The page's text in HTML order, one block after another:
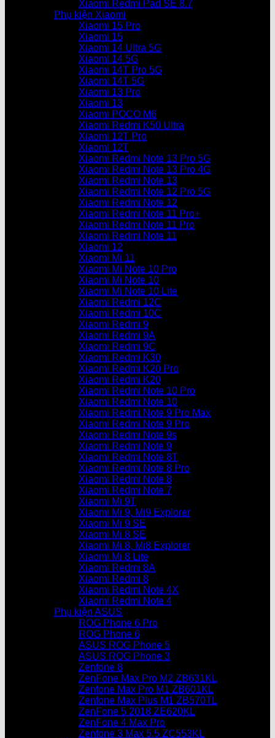
Xiaomi Redmi Pad SE 8.7
Phụ kiện Xiaomi
Xiaomi 15 Pro
Xiaomi 15
Xiaomi 14 Ultra 5G
Xiaomi 14 5G
Xiaomi 14T Pro 5G
Xiaomi 14T 5G
Xiaomi 13 Pro
Xiaomi 13
Xiaomi POCO M6
Xiaomi Redmi K50 Ultra
Xiaomi 12T Pro
Xiaomi 12T
Xiaomi Redmi Note 13 Pro 5G
Xiaomi Redmi Note 13 Pro 4G
Xiaomi Redmi Note 13
Xiaomi Redmi Note 12 Pro 5G
Xiaomi Redmi Note 12
Xiaomi Redmi Note 11 Pro+
Xiaomi Redmi Note 11 Pro
Xiaomi Redmi Note 11
Xiaomi 12
Xiaomi Mi 11
Xiaomi Mi Note 10 Pro
Xiaomi Mi Note 10
Xiaomi Mi Note 10 Lite
Xiaomi Redmi 12C
Xiaomi Redmi 10C
Xiaomi Redmi 9
Xiaomi Redmi 9A
Xiaomi Redmi 9C
Xiaomi Redmi K30
Xiaomi Redmi K20 Pro
Xiaomi Redmi K20
Xiaomi Redmi Note 10 Pro
Xiaomi Redmi Note 10
Xiaomi Redmi Note 9 Pro Max
Xiaomi Redmi Note 9 Pro
Xiaomi Redmi Note 9s
Xiaomi Redmi Note 9
Xiaomi Redmi Note 8T
Xiaomi Redmi Note 8 Pro
Xiaomi Redmi Note 8
Xiaomi Redmi Note 7
Xiaomi Mi 9T
Xiaomi Mi 9, Mi9 Explorer
Xiaomi Mi 9 SE
Xiaomi Mi 8 SE
Xiaomi Mi 8, Mi8 Explorer
Xiaomi Mi 8 Lite
Xiaomi Redmi 8A
Xiaomi Redmi 8
Xiaomi Redmi Note 4X
Xiaomi Redmi Note 4
Phụ kiện ASUS
ROG Phone 6 Pro
ROG Phone 6
ASUS ROG Phone 5
ASUS ROG Phone 3
Zenfone 8
ZenFone Max Pro M2 ZB631KL
Zenfone Max Pro M1 ZB601KL
Zenfone Max Plus M1 ZB570TL
ZenFone 5 2018 ZE620KL
ZenFone 4 Max Pro
Zenfone 3 Max 5.5 ZC553KL